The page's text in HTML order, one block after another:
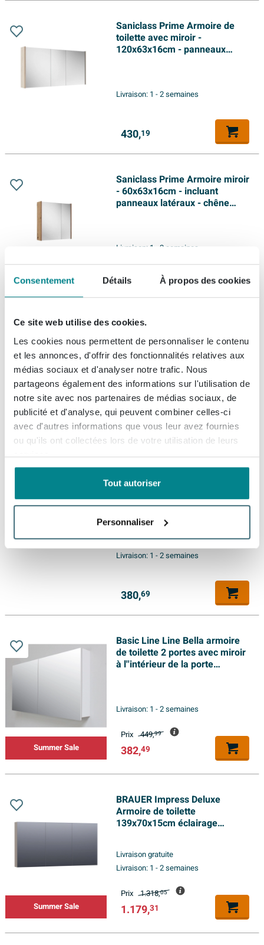
Consentement Détails À propos des cookies
Ce site web utilise des cookies.
Les cookies nous permettent de personnaliser le contenu
et les annonces, d'offrir des fonctionnalités relatives aux
médias sociaux et d'analyser notre trafic. Nous
partageons également des informations sur l'utilisation de
notre site avec nos partenaires de médias sociaux, de
publicité et d'analyse, qui peuvent combiner celles-ci
avec d'autres informations que vous leur avez fournies
ou qu'ils ont collectées lors de votre utilisation de leurs
services.
Tout autoriser
Personnaliser
Saniclass Prime Armoire de
toilette avec miroir -
120x63x16cm - panneaux
Livraison: 1 - 2 semaines
430,19
Saniclass Prime Armoire miroir
- 60x63x16cm - incluant
panneaux latéraux - chêne
Livraison: 1 - 2 semaines
362,
- 60x63x16cm - incluant
panneaux latéraux - chêne
Livraison:1 - 2 semaines
362, 69
Saniclass Prime Armoire miroir
- 80x63x16cm - y compris
panneaux latéraux - cannelle
Livraison: 1 - 2 semaines
380,69
Summer Sale
Basic Line Line Bella armoire
de toilette 2 portes avec miroir
à l''intérieur de la porte
Livraison: 1 - 2 semaines
Prix 449,99
382,49
Summer Sale
BRAUER Impress Deluxe
Armoire de toilette
139x70x15cm éclairage
Livraison gratuite
Livraison: 1 - 2 semaines
Prix 1.318,05
1.179,31